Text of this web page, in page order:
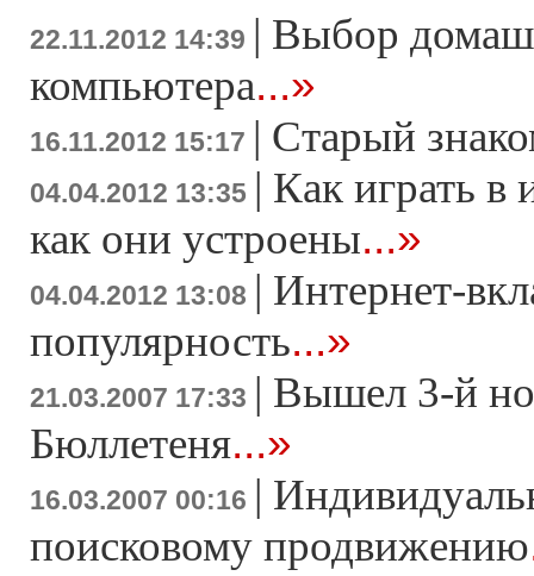
22.11.2012 14:39 | Выбор
компьютера...»
16.11.2012 15:17 | Старый
04.04.2012 13:35 | Как играть в
как они устроены...»
04.04.2012 13:08 | Интернет-
популярность...»
21.03.2007 17:33 | Вышел 3-й
Бюллетеня...»
16.03.2007 00:16 |
поисковому продвижению